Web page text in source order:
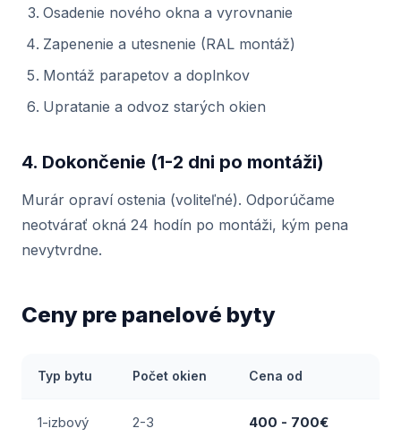
Osadenie nového okna a vyrovnanie
Zapenenie a utesnenie (RAL montáž)
Montáž parapetov a doplnkov
Upratanie a odvoz starých okien
4. Dokončenie (1-2 dni po montáži)
Murár opraví ostenia (voliteľné). Odporúčame
neotvárať okná 24 hodín po montáži, kým pena
nevytvrdne.
Ceny pre panelové byty
Typ bytu Počet okien Cena od
1-izbový 2-3 400 - 700€